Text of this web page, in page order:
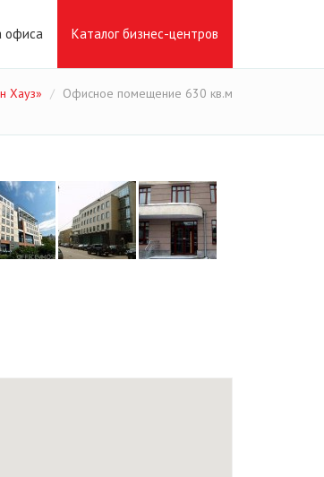
офиса Каталог бизнес-центров
Хауз» Офисное помещение 630 кв.м